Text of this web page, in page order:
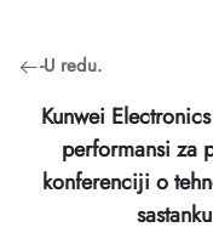
-U redu.
Kunwei
performansi za
konferenciji o